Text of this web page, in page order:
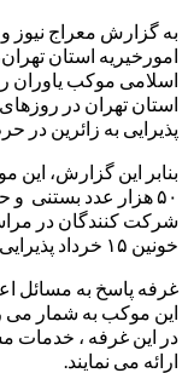
به گزارش معراج نیوز
امورخیریه استان
اسلامی موکب یاوران
پذیرایی به زائرین در
شرکت کنندگان در
خونین ۱۵ خرداد پذیرایی می کند.
غرفه پاسخ به مسائل
این موکب به شمار
در این غرفه ، خدمات
ارائه می نمایند.